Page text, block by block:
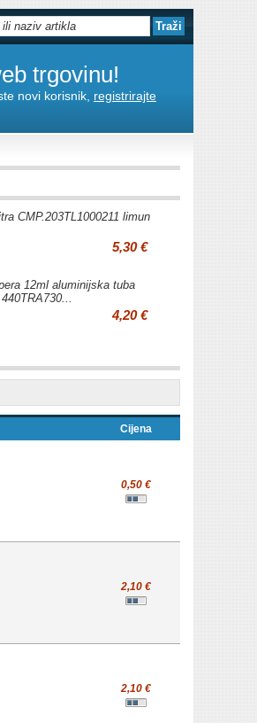
trgovinu!
novi korisnik, registrirajte
CMP.203TL1000211 limun
5,30 €
12ml aluminijska tuba
4,20 €
Cijena
0,50 €
2,10 €
2,10 €